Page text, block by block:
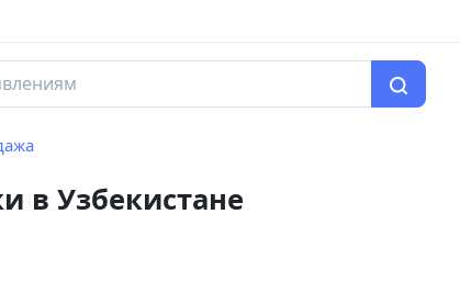
в Узбекистане